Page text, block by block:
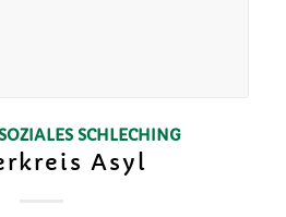
SCHLECHING
Asyl